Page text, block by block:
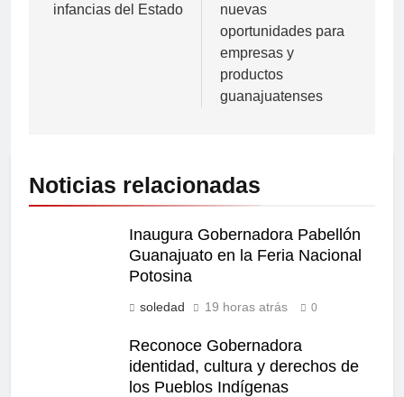
infancias del Estado
nuevas
oportunidades para
empresas y
productos
guanajuatenses
Noticias relacionadas
Inaugura Gobernadora Pabellón
Guanajuato en la Feria Nacional
Potosina
soledad 19 horas atrás 0
Reconoce Gobernadora
identidad, cultura y derechos de
los Pueblos Indígenas